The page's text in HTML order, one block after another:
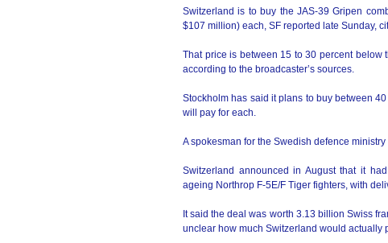
Switzerland is to buy the JAS-39 Gripen
$107 million) each, SF reported late Sunday,
That price is between 15 to 30 percent
according to the broadcaster’s sources.
Stockholm has said it plans to buy between
will pay for each.
A spokesman for the Swedish defence
Switzerland announced in August that it
ageing Northrop F-5E/F Tiger fighters, with
It said the deal was worth 3.13 billion Swiss
unclear how much Switzerland would actually